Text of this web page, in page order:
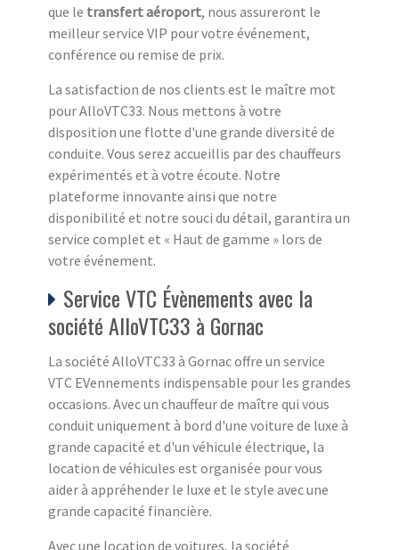
que le transfert aéroport, nous assureront le
meilleur service VIP pour votre événement,
conférence ou remise de prix.
La satisfaction de nos clients est le maître mot
pour AlloVTC33. Nous mettons à votre
disposition une flotte d'une grande diversité de
conduite. Vous serez accueillis par des chauffeurs
expérimentés et à votre écoute. Notre
plateforme innovante ainsi que notre
disponibilité et notre souci du détail, garantira un
service complet et « Haut de gamme » lors de
votre événement.
Service VTC Évènements avec la
société AlloVTC33 à Gornac
La société AlloVTC33 à Gornac offre un service
VTC EVennements indispensable pour les grandes
occasions. Avec un chauffeur de maître qui vous
conduit uniquement à bord d'une voiture de luxe à
grande capacité et d'un véhicule électrique, la
location de véhicules est organisée pour vous
aider à appréhender le luxe et le style avec une
grande capacité financière.
Avec une location de voitures, la société